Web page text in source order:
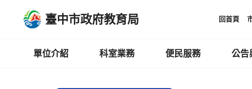
臺中市政府教育局 回首頁
單位介紹 科室業務 便民服務 公告